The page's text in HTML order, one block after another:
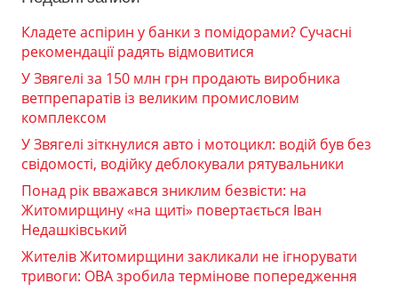
Кладете аспірин у банки з помідорами? Сучасні
рекомендації радять відмовитися
У Звягелі за 150 млн грн продають виробника
ветпрепаратів із великим промисловим
комплексом
У Звягелі зіткнулися авто і мотоцикл: водій був без
свідомості, водійку деблокували рятувальники
Понад рік вважався зниклим безвісти: на
Житомирщину «на щиті» повертається Іван
Недашківський
Жителів Житомирщини закликали не ігнорувати
тривоги: ОВА зробила термінове попередження